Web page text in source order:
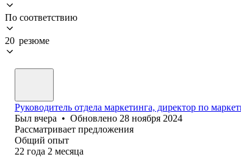
По соответствию
20 резюме
Руководитель отдела маркетинга, директор по
Был вчера • Обновлено 28 ноября 2024
Рассматривает предложения
Общий опыт
22 года 2 месяца